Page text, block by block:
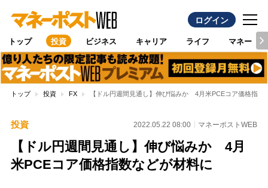
ログイン
トップ 投資 ビジネス キャリア ライフ マネー
トップ 投資 FX 【ドル円週間見通し】伸び悩みか 4月米PCEコア価格指数
投資 2022.05.22 08:00 マネーポストWEB
【ドル円週間見通し】伸び悩みか 4月
米PCEコア価格指数などが材料に